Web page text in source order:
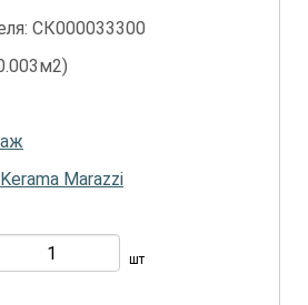
СК000033300
Kerama Marazzi
шт